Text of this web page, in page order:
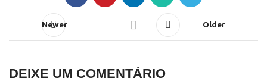
Newer Older
DEIXE UM COMENTÁRIO